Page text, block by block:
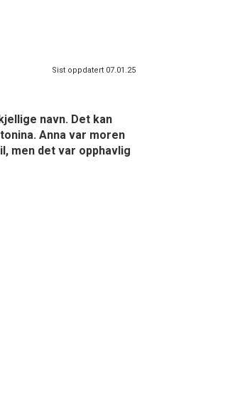
Sist oppdatert 07.01.25
navn. Det kan
Anna var moren
men det var opphavlig